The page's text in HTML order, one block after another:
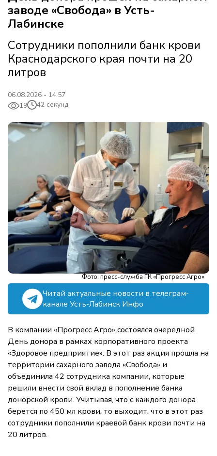
заводе «Свобода» в Усть-
Лабинске
Сотрудники пополнили банк крови
Краснодарского края почти на 20
литров
06.08.2026 - 14:57
19
42 секунд
Фото: пресс-служба ГК «Прогресс Агро»
Читай актуальные новости в телеграм-
канале Усть-Лабинск Инфо
В компании «Прогресс Агро» состоялся очередной
День донора в рамках корпоративного проекта
«Здоровое предприятие». В этот раз акция прошла на
территории сахарного завода «Свобода» и
объединила 42 сотрудника компании, которые
решили внести свой вклад в пополнение банка
донорской крови. Учитывая, что с каждого донора
берется по 450 мл крови, то выходит, что в этот раз
сотрудники пополнили краевой банк крови почти на
20 литров.